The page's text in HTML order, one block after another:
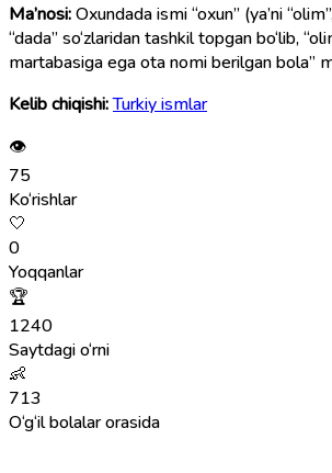
Ma’nosi:Oxundada ismi “oxun” (ya’ni
“dada” so‘zlaridan tashkil topgan bo‘lib,
martabasiga ega ota nomi berilgan bola”
Kelib chiqishi:Turkiy ismlar
👁
75
Ko‘rishlar
🤍
0
Yoqqanlar
🏆
1240
Saytdagi o‘rni
👶
713
O‘g‘il bolalar orasida